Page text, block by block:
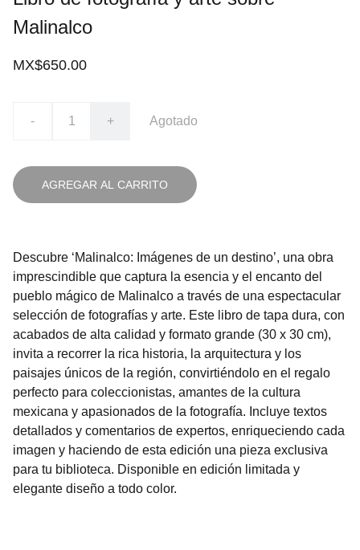
Malinalco
MX$650.00
- + Agotado
AGREGAR AL CARRITO
Descubre ‘Malinalco: Imágenes de un destino’, una obra
imprescindible que captura la esencia y el encanto del
pueblo mágico de Malinalco a través de una espectacular
selección de fotografías y arte. Este libro de tapa dura, con
acabados de alta calidad y formato grande (30 x 30 cm),
invita a recorrer la rica historia, la arquitectura y los
paisajes únicos de la región, convirtiéndolo en el regalo
perfecto para coleccionistas, amantes de la cultura
mexicana y apasionados de la fotografía. Incluye textos
detallados y comentarios de expertos, enriqueciendo cada
imagen y haciendo de esta edición una pieza exclusiva
para tu biblioteca. Disponible en edición limitada y
elegante diseño a todo color.